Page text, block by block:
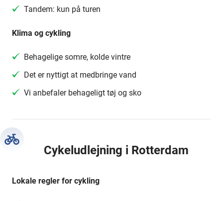
Tandem: kun på turen
Klima og cykling
Behagelige somre, kolde vintre
Det er nyttigt at medbringe vand
Vi anbefaler behageligt tøj og sko
Cykeludlejning i Rotterdam
Lokale regler for cykling